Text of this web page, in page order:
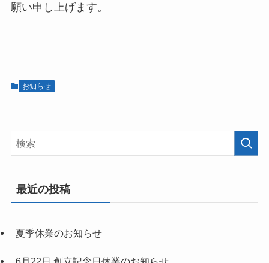
願い申し上げます。
お知らせ
最近の投稿
夏季休業のお知らせ